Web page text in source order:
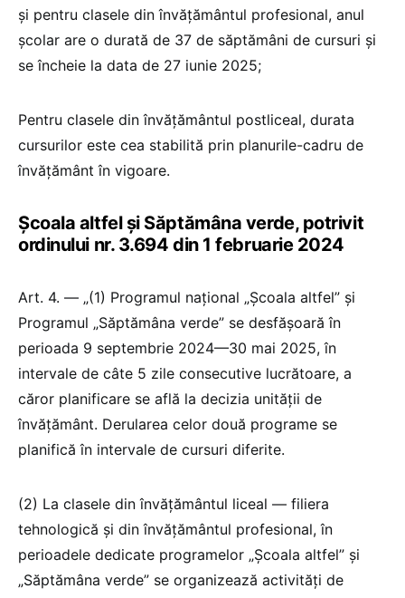
și pentru clasele din învățământul profesional, anul
școlar are o durată de 37 de săptămâni de cursuri și
se încheie la data de 27 iunie 2025;
Pentru clasele din învățământul postliceal, durata
cursurilor este cea stabilită prin planurile-cadru de
învățământ în vigoare.
Școala altfel și Săptămâna verde, potrivit
ordinului nr. 3.694 din 1 februarie 2024
Art. 4. — „(1) Programul național „Școala altfel” și
Programul „Săptămâna verde” se desfășoară în
perioada 9 septembrie 2024—30 mai 2025, în
intervale de câte 5 zile consecutive lucrătoare, a
căror planificare se află la decizia unității de
învățământ. Derularea celor două programe se
planifică în intervale de cursuri diferite.
(2) La clasele din învățământul liceal — filiera
tehnologică și din învățământul profesional, în
perioadele dedicate programelor „Școala altfel” și
„Săptămâna verde” se organizează activități de